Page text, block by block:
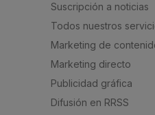
Suscripción a noticias
Todos nuestros
Marketing de
Marketing directo
Publicidad gráfica
Difusión en RRSS